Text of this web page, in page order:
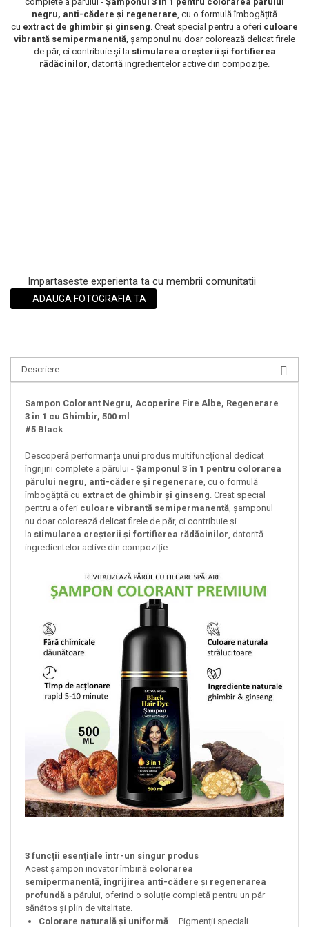
Scrub / Balsam de buze
Netestate pe Animale
negru, anti-cădere și regenerare , cu o formulă îmbogățită
cu extract de ghimbir și ginseng . Creat special pentru a oferi culoare
vibrantă semipermanentă , șamponul nu doar colorează delicat firele
de păr, ci contribuie și la stimularea creșterii și fortifierea
rădăcinilor , datorită ingredientelor active din compoziție.
Impartaseste experienta ta cu membrii comunitatii
ADAUGA FOTOGRAFIA TA
Descriere
Sampon Colorant Negru, Acoperire Fire Albe, Regenerare
3 in 1 cu Ghimbir, 500 ml
#5 Black
Descoperă performanța unui produs multifuncțional dedicat
îngrijirii complete a părului - Șamponul 3 în 1 pentru colorarea
părului negru, anti-cădere și regenerare , cu o formulă
îmbogățită cu extract de ghimbir și ginseng . Creat special
pentru a oferi culoare vibrantă semipermanentă , șamponul
nu doar colorează delicat firele de păr, ci contribuie și
la stimularea creșterii și fortifierea rădăcinilor , datorită
ingredientelor active din compoziție.
3 funcții esențiale într-un singur produs
Acest șampon inovator îmbină colorarea
semipermanentă ,îngrijirea anti-cădere și regenerarea
profundă a părului, oferind o soluție completă pentru un păr
sănătos și plin de vitalitate.
Colorare naturală și uniformă – Pigmenții speciali